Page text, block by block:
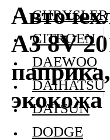
A3 8V
экокожа
CHRYSLER
CITROEN
DAEWOO
DAIHATSU
DATSUN
DODGE